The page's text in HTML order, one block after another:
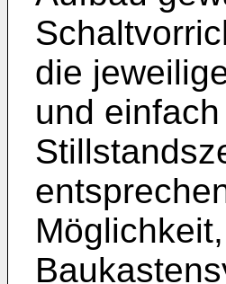
die
und